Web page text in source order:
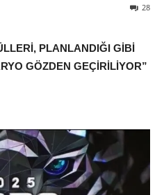
28
PLANLANDIĞI GİBİ
GÖZDEN GEÇİRİLİYOR”